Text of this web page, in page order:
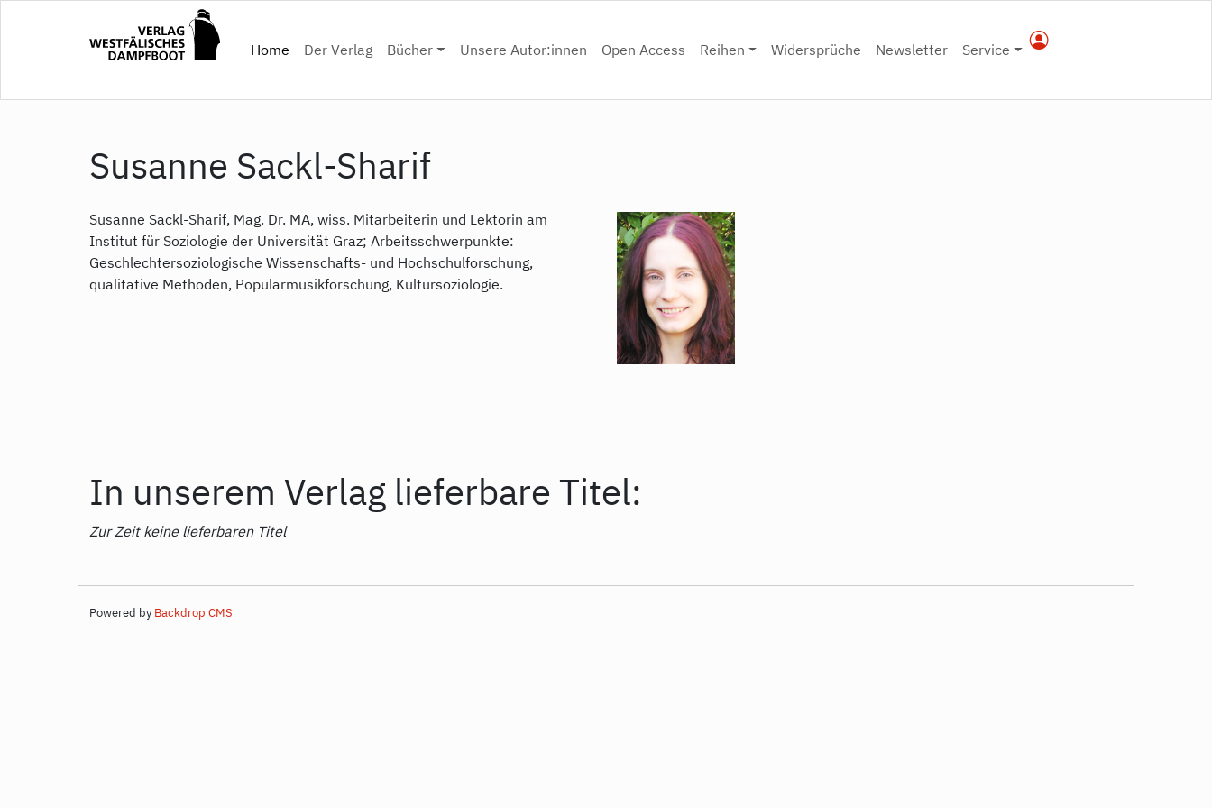
Home(current)
Der Verlag Bücher Unsere Autor:innen Open Access Reihen Widersprüche Newsletter Service
Susanne Sackl-Sharif
Susanne Sackl-Sharif, Mag. Dr. MA, wiss. Mitarbeiterin und Lektorin am
Institut für Soziologie der Universität Graz; Arbeitsschwerpunkte:
Geschlechtersoziologische Wissenschafts- und Hochschulforschung,
qualitative Methoden, Popularmusikforschung, Kultursoziologie.
In unserem Verlag lieferbare Titel:
Zur Zeit keine lieferbaren Titel
Powered by Backdrop CMS